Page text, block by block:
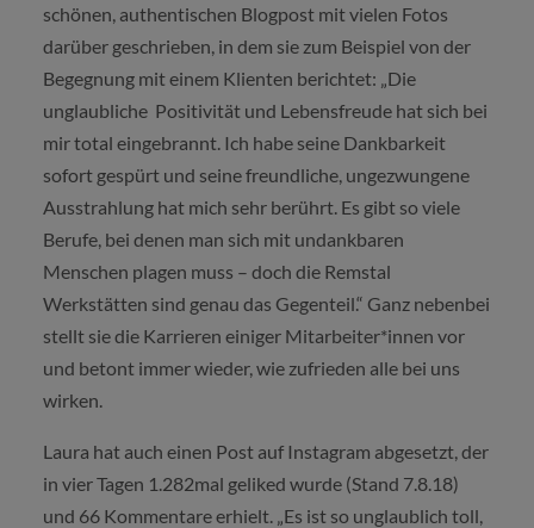
schönen, authentischen Blogpost mit vielen Fotos
darüber geschrieben, in dem sie zum Beispiel von der
Begegnung mit einem Klienten berichtet: „Die
unglaubliche Positivität und Lebensfreude hat sich bei
mir total eingebrannt. Ich habe seine Dankbarkeit
sofort gespürt und seine freundliche, ungezwungene
Ausstrahlung hat mich sehr berührt. Es gibt so viele
Berufe, bei denen man sich mit undankbaren
Menschen plagen muss – doch die Remstal
Werkstätten sind genau das Gegenteil.“ Ganz nebenbei
stellt sie die Karrieren einiger Mitarbeiter*innen vor
und betont immer wieder, wie zufrieden alle bei uns
wirken.
Laura hat auch einen Post auf Instagram abgesetzt, der
in vier Tagen 1.282mal geliked wurde (Stand 7.8.18)
und 66 Kommentare erhielt. „Es ist so unglaublich toll,